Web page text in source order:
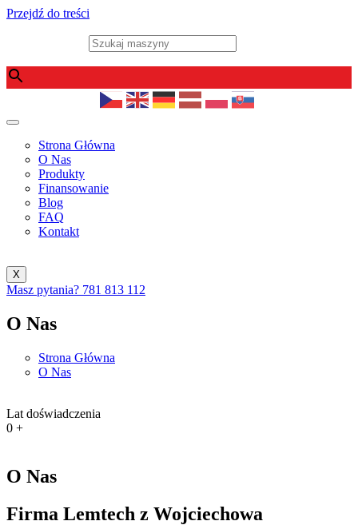
Przejdź do treści
Strona Główna
O Nas
Produkty
Finansowanie
Blog
FAQ
Kontakt
X
Masz pytania? 781 813 112
O Nas
Strona Główna
O Nas
Lat doświadczenia
0 +
O Nas
Firma Lemtech z Wojciechowa